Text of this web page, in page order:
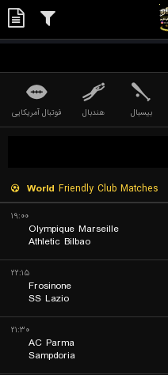
بیسبال هندبال فوتبال آمریکایی
World Friendly Club Matches
۱۹:۰۰
Olympique Marseille
Athletic Bilbao
۲۲:۱۵
Frosinone
SS Lazio
۲۱:۳۰
AC Parma
Sampdoria